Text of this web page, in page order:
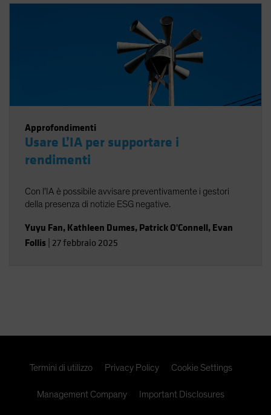
Approfondimenti
Usare L’IA per supportare i
rendimenti
Con l’IA è possibile avvisare preventivamente i gestori
della presenza di notizie ESG negative.
Yuyu Fan, Kathleen Dumes, Patrick O'Connell, Evan
Follis 27 febbraio 2025
Termini di utilizzo Privacy Policy Cookie Settings
Management Company Important Disclosures